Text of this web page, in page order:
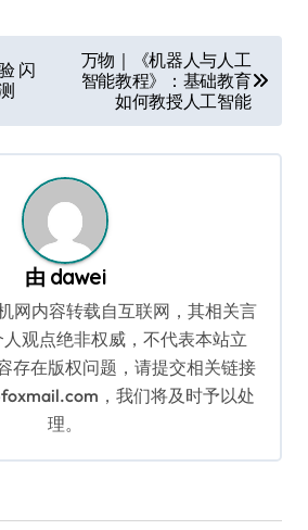
闪
万物｜《机器人与人工
智能教程》：基础教育
如何教授人工智能
由 dawei
网内容转载自互联网，其相关言
观点绝非权威，不代表本站立
存在版权问题，请提交相关链接
，我们将及时予以处
理。